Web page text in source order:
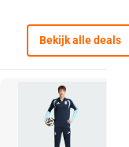
Bekijk alle deals